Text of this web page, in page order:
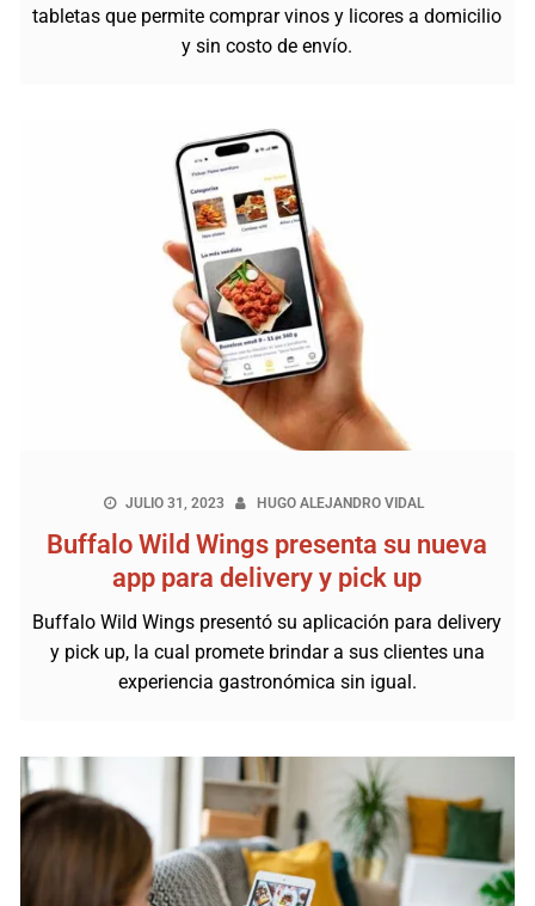
tabletas que permite comprar vinos y licores a domicilio
y sin costo de envío.
JULIO 31, 2023 HUGO ALEJANDRO VIDAL
Buffalo Wild Wings presenta su nueva
app para delivery y pick up
Buffalo Wild Wings presentó su aplicación para delivery
y pick up, la cual promete brindar a sus clientes una
experiencia gastronómica sin igual.